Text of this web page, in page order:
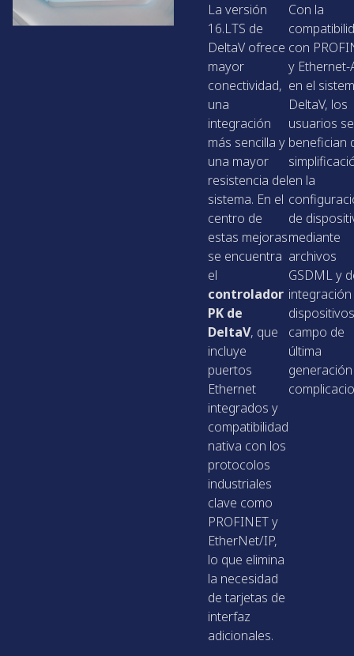
La versión
16.LTS de
DeltaV ofrece
mayor
conectividad,
una
integración
más sencilla y
una mayor
resistencia del
sistema. En el
centro de
estas mejoras
se encuentra
el
controlador
PK de
DeltaV, que
incluye
puertos
Ethernet
integrados y
compatibilidad
nativa con los
protocolos
industriales
clave como
PROFINET y
EtherNet/IP,
lo que elimina
la necesidad
de tarjetas de
interfaz
adicionales.
Con la
con
y Ethernet-
en el
DeltaV, los
usuarios se
benefician
en la
de
mediante
archivos
GSDML y
campo de
última